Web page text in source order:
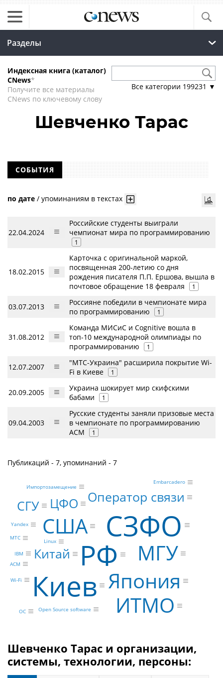
Разделы
Индексная книга (каталог)
CNews*
Получите все материалы
CNews по ключевому слову
Все категории 199231 ▼
Шевченко Тарас
СОБЫТИЯ
по дате / упоминаниям в текстах
22.04.2024
Российские студенты выиграли
чемпионат мира по программированию
1
18.02.2015
Карточка с оригинальной маркой,
посвященная 200-летию со дня
рождения писателя П.П. Ершова, вышла в
почтовое обращение 18 февраля
1
03.07.2013
Россияне победили в чемпионате мира
по программированию
1
31.08.2012
Команда МИСиС и Cognitive вошла в
топ-10 международной олимпиады по
программированию
1
12.07.2007
"МТС-Украина" расширила покрытие Wi-
Fi в Киеве
1
20.09.2005
Украина шокирует мир скифскими
бабами
1
09.04.2003
Русские студенты заняли призовые места
в чемпионате по программированию
ACM
1
Публикаций - 7, упоминаний - 7
РФ
СЗФО
Киев
США
Япония
ИТМО
МГУ
Оператор связи
Китай
ЦФО
СГУ
Yandex
МТС
IBM
ACM
Wi-Fi
ОС Open Source software
Импортозамещение
Embarcadero
Linux
Шевченко Тарас и организации,
системы, технологии, персоны: